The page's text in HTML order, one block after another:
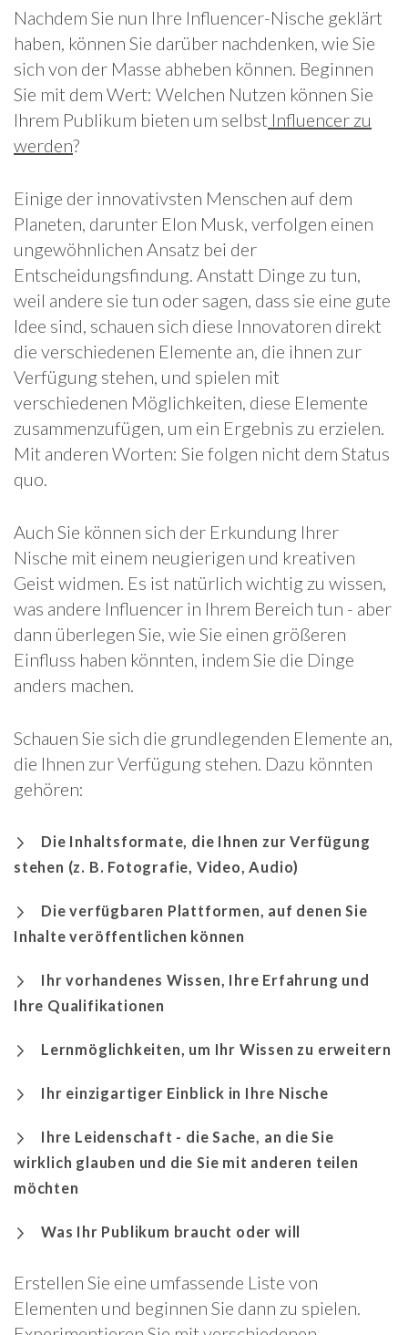
Nachdem Sie nun Ihre Influencer-Nische geklärt
haben, können Sie darüber nachdenken, wie Sie
sich von der Masse abheben können. Beginnen
Sie mit dem Wert: Welchen Nutzen können Sie
Ihrem Publikum bieten um selbst Influencer zu
werden?
Einige der innovativsten Menschen auf dem
Planeten, darunter Elon Musk, verfolgen einen
ungewöhnlichen Ansatz bei der
Entscheidungsfindung. Anstatt Dinge zu tun,
weil andere sie tun oder sagen, dass sie eine gute
Idee sind, schauen sich diese Innovatoren direkt
die verschiedenen Elemente an, die ihnen zur
Verfügung stehen, und spielen mit
verschiedenen Möglichkeiten, diese Elemente
zusammenzufügen, um ein Ergebnis zu erzielen.
Mit anderen Worten: Sie folgen nicht dem Status
quo.
Auch Sie können sich der Erkundung Ihrer
Nische mit einem neugierigen und kreativen
Geist widmen. Es ist natürlich wichtig zu wissen,
was andere Influencer in Ihrem Bereich tun - aber
dann überlegen Sie, wie Sie einen größeren
Einfluss haben könnten, indem Sie die Dinge
anders machen.
Schauen Sie sich die grundlegenden Elemente an,
die Ihnen zur Verfügung stehen. Dazu könnten
gehören:
Die Inhaltsformate, die Ihnen zur Verfügung
stehen (z. B. Fotografie, Video, Audio)
Die verfügbaren Plattformen, auf denen Sie
Inhalte veröffentlichen können
Ihr vorhandenes Wissen, Ihre Erfahrung und
Ihre Qualifikationen
Lernmöglichkeiten, um Ihr Wissen zu erweitern
Ihr einzigartiger Einblick in Ihre Nische
Ihre Leidenschaft - die Sache, an die Sie
wirklich glauben und die Sie mit anderen teilen
möchten
Was Ihr Publikum braucht oder will
Erstellen Sie eine umfassende Liste von
Elementen und beginnen Sie dann zu spielen.